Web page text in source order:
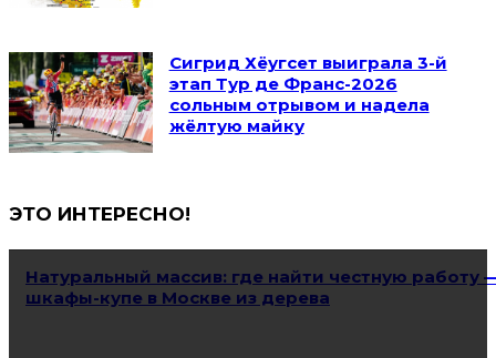
Сигрид Хёугсет выиграла 3-й
этап Тур де Франс-2026
сольным отрывом и надела
жёлтую майку
ЭТО ИНТЕРЕСНО!
Натуральный массив: где найти честную работу
шкафы-купе в Москве из дерева